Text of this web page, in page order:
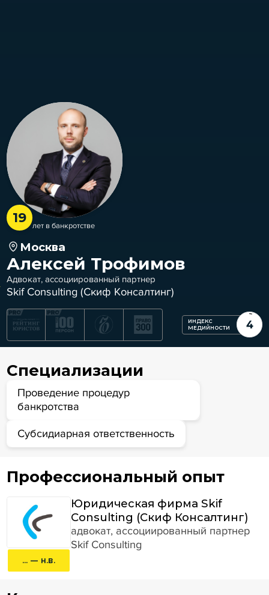
19
лет в банкротстве
Москва
Алексей Трофимов
Адвокат, ассоциированный партнер
Skif Consulting (Скиф Консалтинг)
ИНДЕКС
МЕДИЙНОСТИ
4
Специализации
Проведение процедур
банкротства
Субсидиарная ответственность
Профессиональный опыт
... — н.в.
Юридическая фирма Skif
Consulting (Скиф Консалтинг)
адвокат, ассоциированный партнер
Skif Consulting